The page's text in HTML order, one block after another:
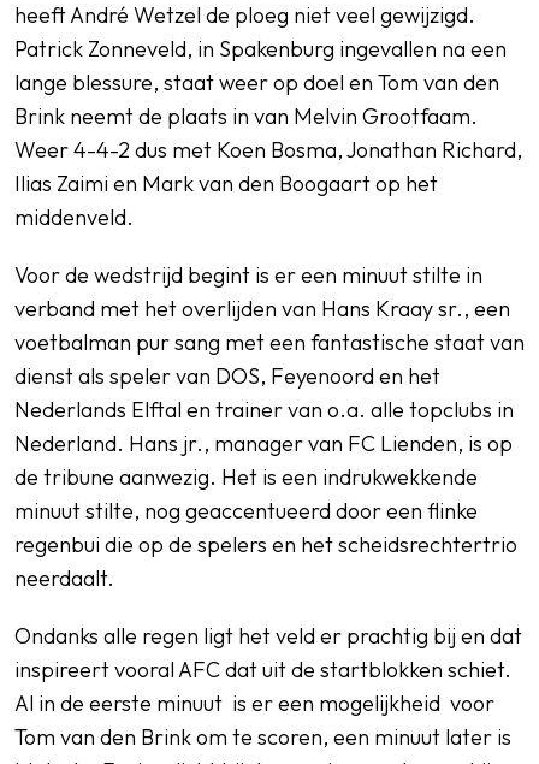
heeft André Wetzel de ploeg niet veel gewijzigd.
Patrick Zonneveld, in Spakenburg ingevallen na een
lange blessure, staat weer op doel en Tom van den
Brink neemt de plaats in van Melvin Grootfaam.
Weer 4-4-2 dus met Koen Bosma, Jonathan Richard,
Ilias Zaimi en Mark van den Boogaart op het
middenveld.
Voor de wedstrijd begint is er een minuut stilte in
verband met het overlijden van Hans Kraay sr., een
voetbalman pur sang met een fantastische staat van
dienst als speler van DOS, Feyenoord en het
Nederlands Elftal en trainer van o.a. alle topclubs in
Nederland. Hans jr., manager van FC Lienden, is op
de tribune aanwezig. Het is een indrukwekkende
minuut stilte, nog geaccentueerd door een flinke
regenbui die op de spelers en het scheidsrechtertrio
neerdaalt.
Ondanks alle regen ligt het veld er prachtig bij en dat
inspireert vooral AFC dat uit de startblokken schiet.
Al in de eerste minuut is er een mogelijkheid voor
Tom van den Brink om te scoren, een minuut later is